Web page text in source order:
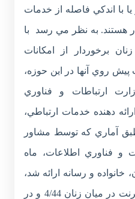
با اندکي فاصله از خدمات
هستند. به نظر مي رسد با
برخوردار از امکانات
پيش روي آنها در اين حوزه،
ارتباطات و فناوري
دهنده خدمات ارتباطي،
آماري که توسط مشاور
و فناوري اطلاعات، ماه
و رسانه ارائه شد،
در کشور ما ضريب نفوذ اينترنت در ميان زنان 4/44 و در